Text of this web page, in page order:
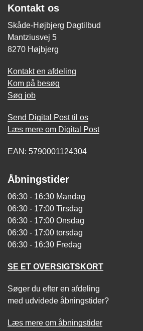
Kontakt os
Skåde-Højbjerg Dagtilbud
Mantziusvej 5
8270 Højbjerg
Kontakt en afdeling
Kom på besøg
Søg job
Send Digital Post til os
Læs mere om Digital Post
EAN: 5790001124304
Åbningstider
06:30 - 16:30 Mandag
06:30 - 17:00 Tirsdag
06:30 - 17:00 Onsdag
06:30 - 17:00 torsdag
06:30 - 16:30 Fredag
SE ET OVERSIGTSKORT
Søger du efter en afdeling
med udvidede åbningstider?
Læs mere om åbningstider